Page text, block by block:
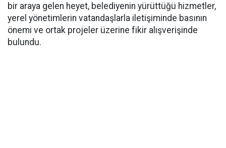
bir araya gelen heyet, belediyenin yürüttüğü hizmetler,
yerel yönetimlerin vatandaşlarla iletişiminde basının
önemi ve ortak projeler üzerine fikir alışverişinde
bulundu.